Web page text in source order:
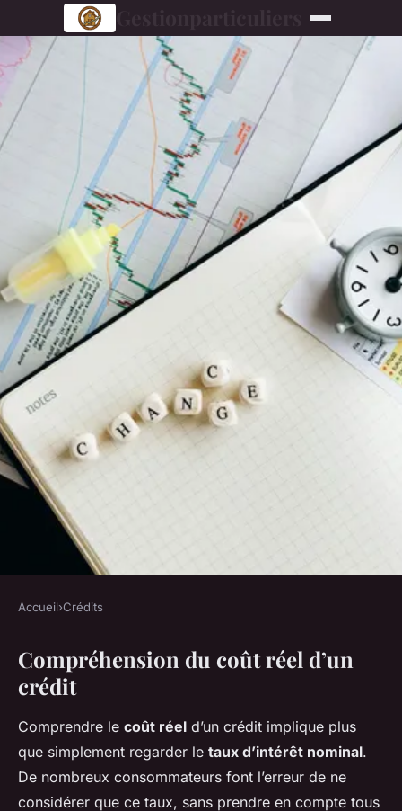
Comment calculer le coût réel
d'un crédit pour votre projet
Enzo•22 février 2025• 5 min de lecture
Accueil›Crédits
Compréhension du coût réel d’un
crédit
Comprendre le coût réel d’un crédit implique plus
que simplement regarder le taux d’intérêt nominal.
De nombreux consommateurs font l’erreur de ne
considérer que ce taux, sans prendre en compte tous